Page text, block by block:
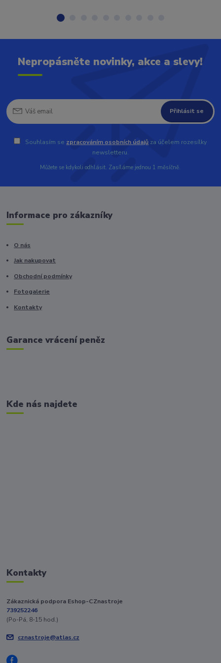
Nepropásněte novinky, akce a slevy!
Přihlásit se
Souhlasím se zpracováním osobních údajů za účelem rozesílky
newsletteru.
Můžete se kdykoli odhlásit. Zasíláme jednou 1 měsíčně.
Informace pro zákazníky
O nás
Jak nakupovat
Obchodní podmínky
Fotogalerie
Kontakty
Garance vrácení peněz
Kde nás najdete
Kontakty
Zákaznická podpora Eshop-CZnastroje
739252246
(Po-Pá, 8-15 hod.)
cznastroje@atlas.cz